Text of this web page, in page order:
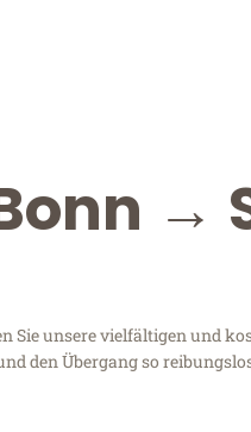
→
unsere vielfältigen und
den Übergang so